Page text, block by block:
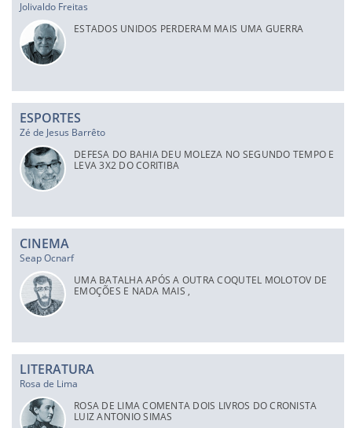
Jolivaldo Freitas
ESTADOS UNIDOS PERDERAM MAIS UMA GUERRA
ESPORTES
Zé de Jesus Barrêto
DEFESA DO BAHIA DEU MOLEZA NO SEGUNDO TEMPO E
LEVA 3X2 DO CORITIBA
CINEMA
Seap Ocnarf
UMA BATALHA APÓS A OUTRA COQUTEL MOLOTOV DE
EMOÇÕES E NADA MAIS ,
LITERATURA
Rosa de Lima
ROSA DE LIMA COMENTA DOIS LIVROS DO CRONISTA
LUIZ ANTONIO SIMAS